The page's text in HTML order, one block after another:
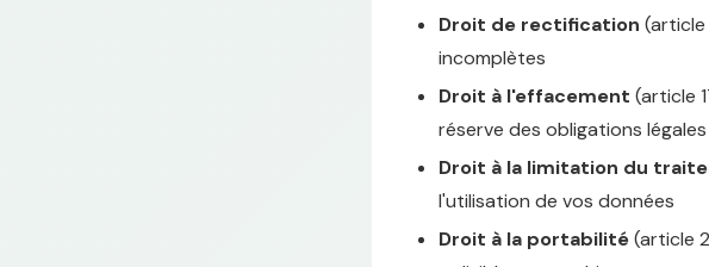
Droit de rectification
incomplètes
Droit à l'effacement (article
réserve des obligations
Droit à la limitation du
l'utilisation de vos données
Droit à la portabilité(article